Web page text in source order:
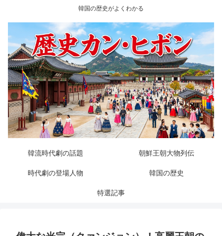
韓国の歴史がよくわかる
韓流時代劇の話題 朝鮮王朝大物列伝
時代劇の登場人物 韓国の歴史
特選記事